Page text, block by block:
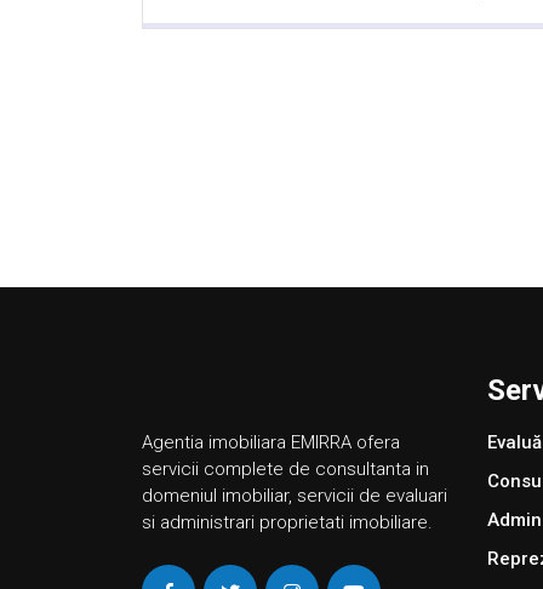
Agentia imobiliara EMIRRA ofera
servicii complete de consultanta in
domeniul imobiliar, servicii de evaluari
si administrari proprietati imobiliare.